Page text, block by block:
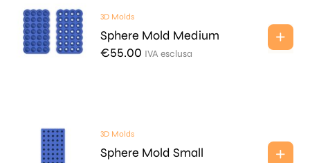
3D Molds
Sphere Mold Medium
€55.00 IVA esclusa
3D Molds
Sphere Mold Small